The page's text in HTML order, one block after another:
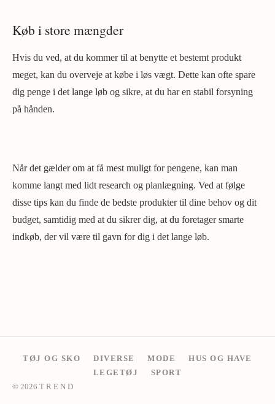
Køb i store mængder
Hvis du ved, at du kommer til at benytte et bestemt produkt
meget, kan du overveje at købe i løs vægt. Dette kan ofte spare
dig penge i det lange løb og sikre, at du har en stabil forsyning
på hånden.
Når det gælder om at få mest muligt for pengene, kan man
komme langt med lidt research og planlægning. Ved at følge
disse tips kan du finde de bedste produkter til dine behov og dit
budget, samtidig med at du sikrer dig, at du foretager smarte
indkøb, der vil være til gavn for dig i det lange løb.
TØJ OG SKO DIVERSE MODE
HUS OG HAVE
LEGETØJ
SPORT
© 2026 T R E N D